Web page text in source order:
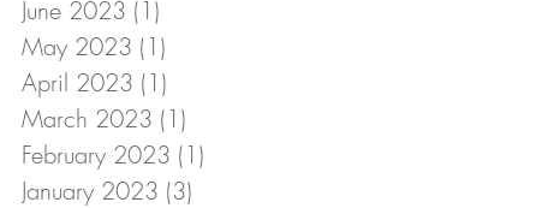
June 2023 (1)
May 2023 (1)
April 2023 (1)
March 2023 (1)
February 2023 (1)
January 2023 (3)